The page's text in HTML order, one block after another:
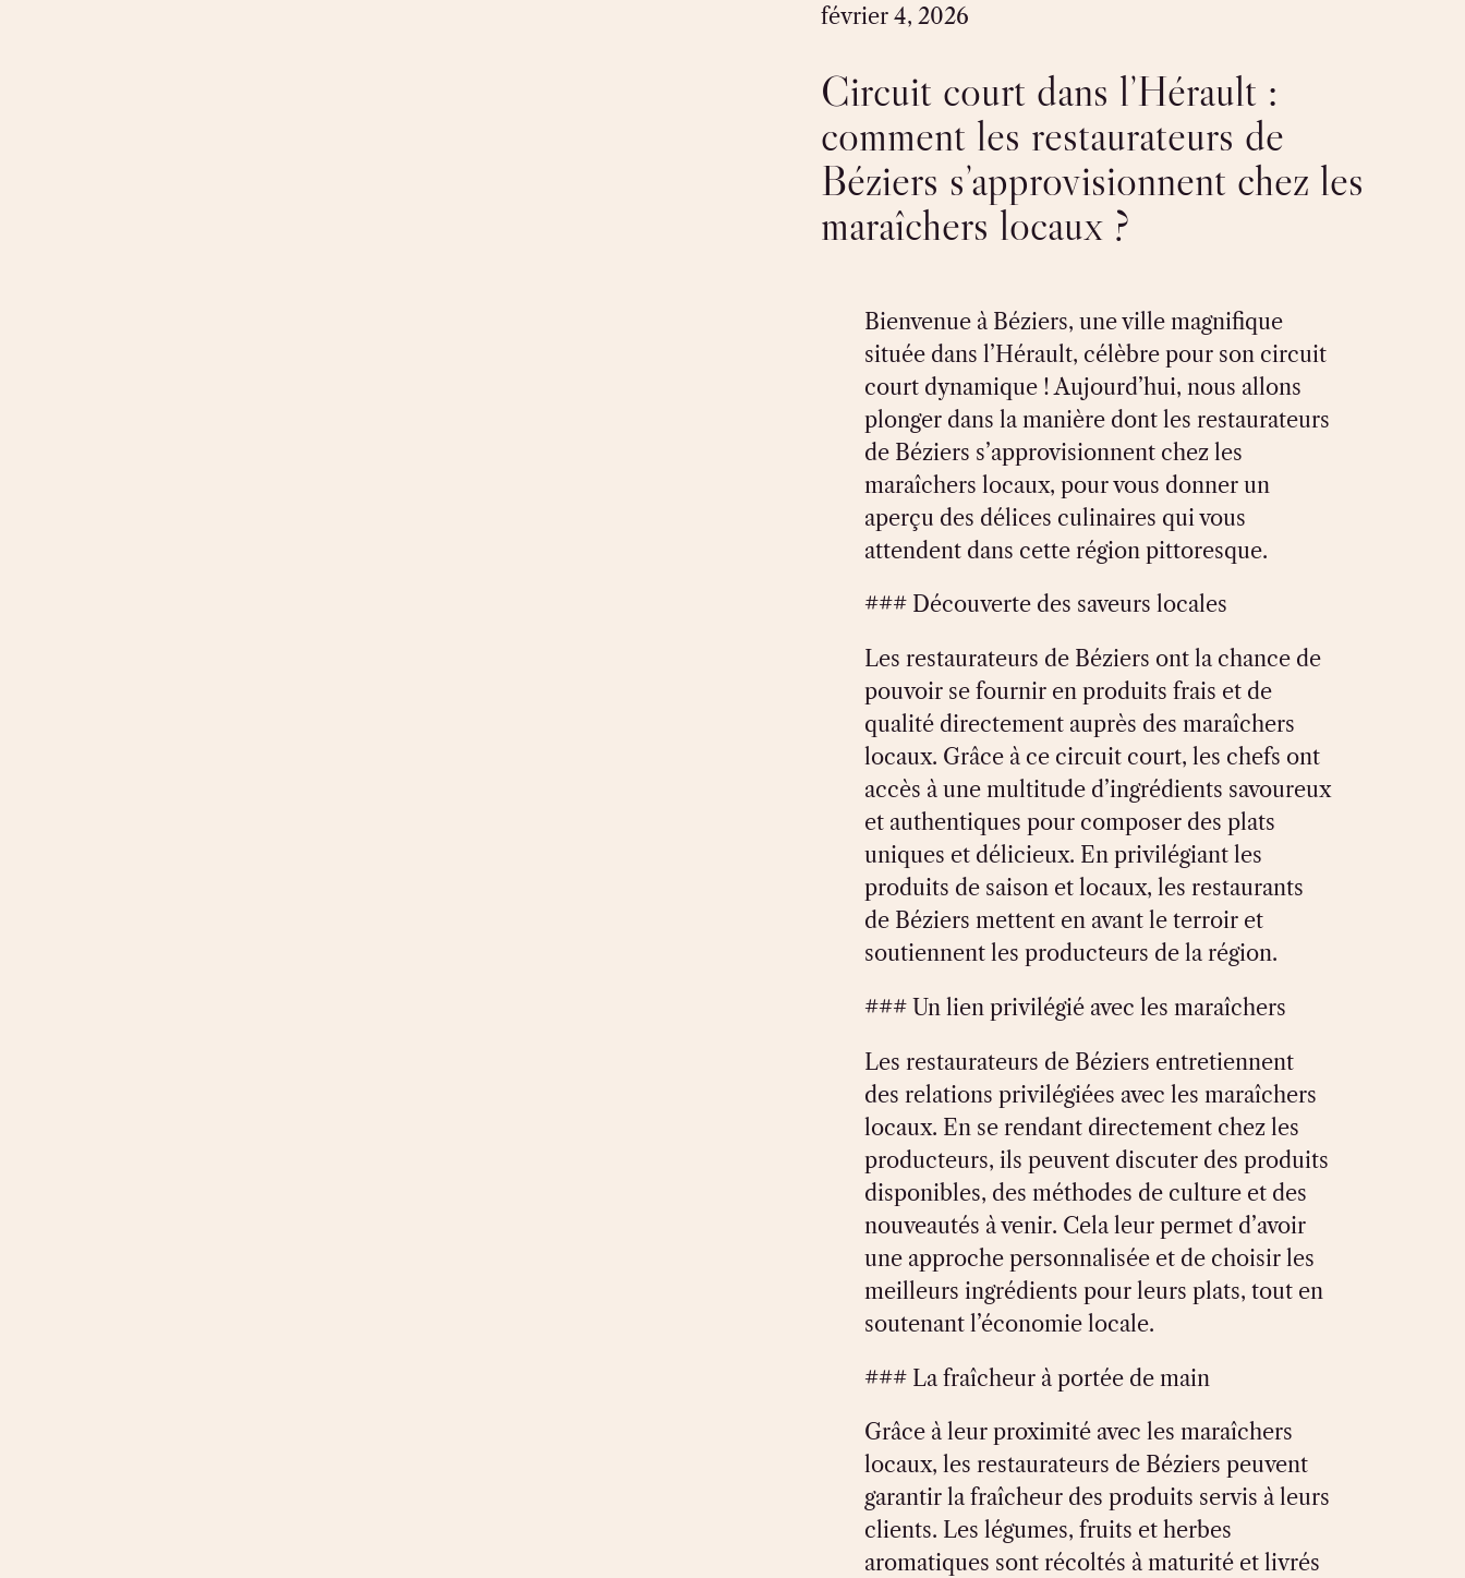
février 4, 2026
Circuit court dans l’Hérault :
comment les restaurateurs de
Béziers s’approvisionnent chez les
maraîchers locaux ?
Bienvenue à Béziers, une ville magnifique
située dans l’Hérault, célèbre pour son circuit
court dynamique ! Aujourd’hui, nous allons
plonger dans la manière dont les restaurateurs
de Béziers s’approvisionnent chez les
maraîchers locaux, pour vous donner un
aperçu des délices culinaires qui vous
attendent dans cette région pittoresque.
### Découverte des saveurs locales
Les restaurateurs de Béziers ont la chance de
pouvoir se fournir en produits frais et de
qualité directement auprès des maraîchers
locaux. Grâce à ce circuit court, les chefs ont
accès à une multitude d’ingrédients savoureux
et authentiques pour composer des plats
uniques et délicieux. En privilégiant les
produits de saison et locaux, les restaurants
de Béziers mettent en avant le terroir et
soutiennent les producteurs de la région.
### Un lien privilégié avec les maraîchers
Les restaurateurs de Béziers entretiennent
des relations privilégiées avec les maraîchers
locaux. En se rendant directement chez les
producteurs, ils peuvent discuter des produits
disponibles, des méthodes de culture et des
nouveautés à venir. Cela leur permet d’avoir
une approche personnalisée et de choisir les
meilleurs ingrédients pour leurs plats, tout en
soutenant l’économie locale.
### La fraîcheur à portée de main
Grâce à leur proximité avec les maraîchers
locaux, les restaurateurs de Béziers peuvent
garantir la fraîcheur des produits servis à leurs
clients. Les légumes, fruits et herbes
aromatiques sont récoltés à maturité et livrés